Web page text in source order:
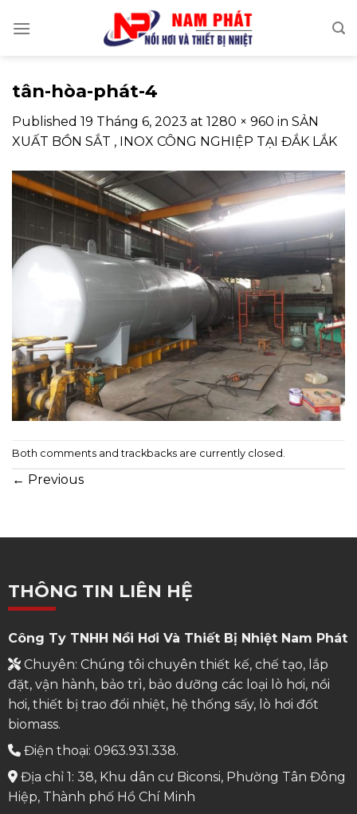
tân-hòa-phát-4
Published 19 Tháng 6, 2023 at 1280 × 960 in SẢN
XUẤT BỒN SẮT , INOX CÔNG NGHIỆP TẠI ĐẮK LẮK
Both comments and trackbacks are currently closed.
← Previous
THÔNG TIN LIÊN HỆ
Công Ty TNHH Nồi Hơi Và Thiết Bị Nhiệt Nam Phát
Chuyên: Chúng tôi chuyên thiết kế, chế tạo, lắp
đặt, vận hành, bảo trì, bảo dưỡng các loại lò hơi, nồi
hơi, thiết bị trao đổi nhiệt, hệ thống sấy, lò hơi đốt
biomass.
Điện thoại: 0963.931.338.
Địa chỉ 1: 38, Khu dân cư Biconsi, Phường Tân Đông
Hiệp, Thành phố Hồ Chí Minh